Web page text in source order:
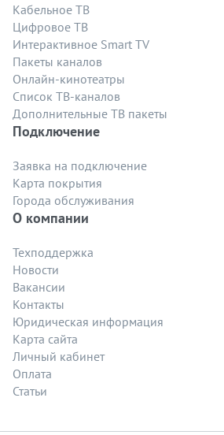
Кабельное ТВ
Цифровое ТВ
Интерактивное Smart TV
Пакеты каналов
Онлайн-кинотеатры
Список ТВ-каналов
Дополнительные ТВ пакеты
Подключение
Заявка на подключение
Карта покрытия
Города обслуживания
О компании
Техподдержка
Новости
Вакансии
Контакты
Юридическая информация
Карта сайта
Личный кабинет
Оплата
Статьи